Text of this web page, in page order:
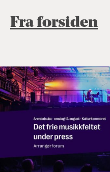
Fra forsiden